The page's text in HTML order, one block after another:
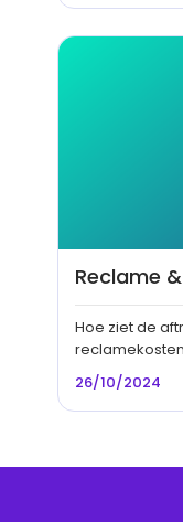
Reclame
Hoe ziet de
26/10/2024